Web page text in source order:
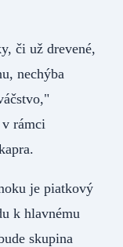
či už drevené,
nechýba
rámci
je piatkový
k hlavnému
skupina